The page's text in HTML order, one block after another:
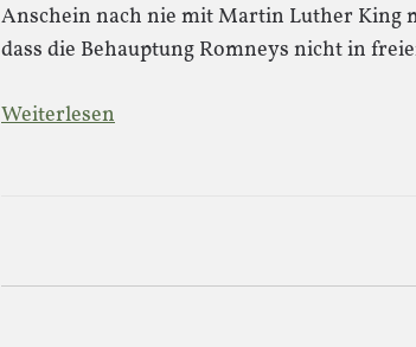
Anschein nach nie mit Martin Luther King
dass die Behauptung Romneys nicht in
Weiterlesen